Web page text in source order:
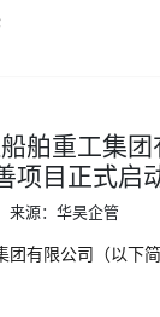
舶重工集团
项目正式启
来源：华昊企管
团有限公司（以下